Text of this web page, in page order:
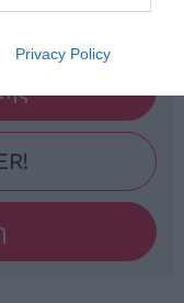
Privacy Policy